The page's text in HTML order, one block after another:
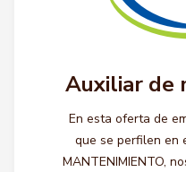
Auxiliar de
En esta oferta de
que se perfilen en
MANTENIMIENTO,